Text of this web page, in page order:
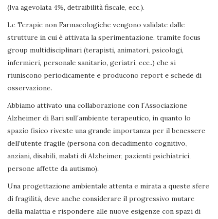
(Iva agevolata 4%, detraibilità fiscale, ecc.).
Le Terapie non Farmacologiche vengono validate dalle
strutture in cui è attivata la sperimentazione, tramite focus
group multidisciplinari (terapisti, animatori, psicologi,
infermieri, personale sanitario, geriatri, ecc..) che si
riuniscono periodicamente e producono report e schede di
osservazione.
Abbiamo attivato una collaborazione con l´Associazione
Alzheimer di Bari sull´ambiente terapeutico, in quanto lo
spazio fisico riveste una grande importanza per il benessere
dell’utente fragile (persona con decadimento cognitivo,
anziani, disabili, malati di Alzheimer, pazienti psichiatrici,
persone affette da autismo).
Una progettazione ambientale attenta e mirata a queste sfere
di fragilità, deve anche considerare il progressivo mutare
della malattia e rispondere alle nuove esigenze con spazi di